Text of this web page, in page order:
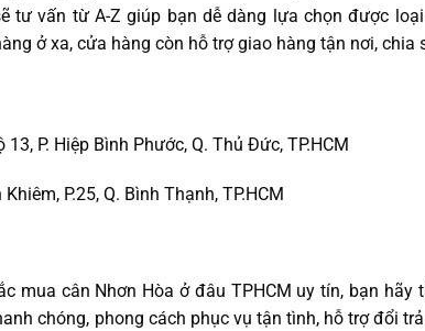
tư vấn từ A-Z giúp bạn dễ dàng lựa chọn được
ở xa, cửa hàng còn hỗ trợ giao hàng tận nơi, chia
P. Hiệp Bình Phước, Q. Thủ Đức, TP.HCM
P.25, Q. Bình Thạnh, TP.HCM
mua cân Nhơn Hòa ở đâu TPHCM uy tín, bạn hãy
chóng, phong cách phục vụ tận tình, hỗ trợ đổi